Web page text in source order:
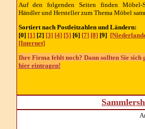
Auf den folgenden Seiten finden Möbel-
Händler und Hersteller zum Thema Möbel
Sortiert nach Postleitzahlen und Ländern:
[0] [1][2] [3] [4] [5][6] [7] [8][9]
[Internet]
Ihre Firma fehlt noch? Dann sollten Sie sich
hier eintragen!